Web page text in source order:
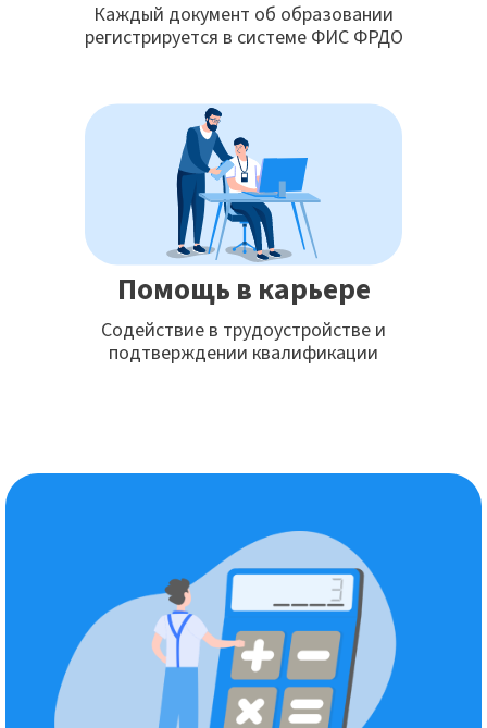
Каждый документ об образовании
регистрируется в системе ФИС ФРДО
Помощь в карьере
Содействие в трудоустройстве и
подтверждении квалификации